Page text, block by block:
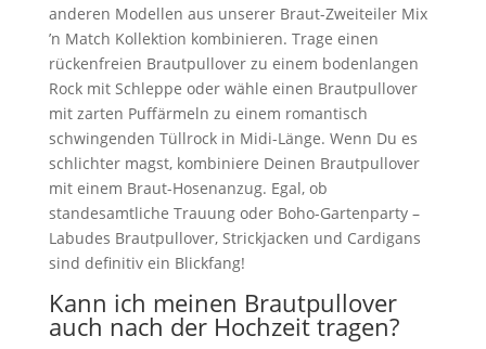
anderen Modellen aus unserer Braut-Zweiteiler Mix
’n Match Kollektion kombinieren. Trage einen
rückenfreien Brautpullover zu einem bodenlangen
Rock mit Schleppe oder wähle einen Brautpullover
mit zarten Puffärmeln zu einem romantisch
schwingenden Tüllrock in Midi-Länge. Wenn Du es
schlichter magst, kombiniere Deinen Brautpullover
mit einem Braut-Hosenanzug. Egal, ob
standesamtliche Trauung oder Boho-Gartenparty –
Labudes Brautpullover, Strickjacken und Cardigans
sind definitiv ein Blickfang!
Kann ich meinen Brautpullover
auch nach der Hochzeit tragen?